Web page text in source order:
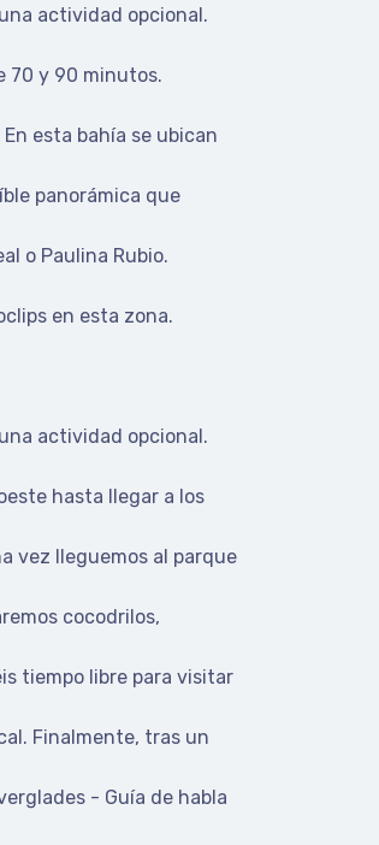
actividad opcional.
70 y 90 minutos.
esta bahía se ubican
panorámica que
o Paulina Rubio.
en esta zona.
actividad opcional.
hasta llegar a los
vez lleguemos al parque
cocodrilos,
tiempo libre para visitar
Finalmente, tras un
- Guía de habla